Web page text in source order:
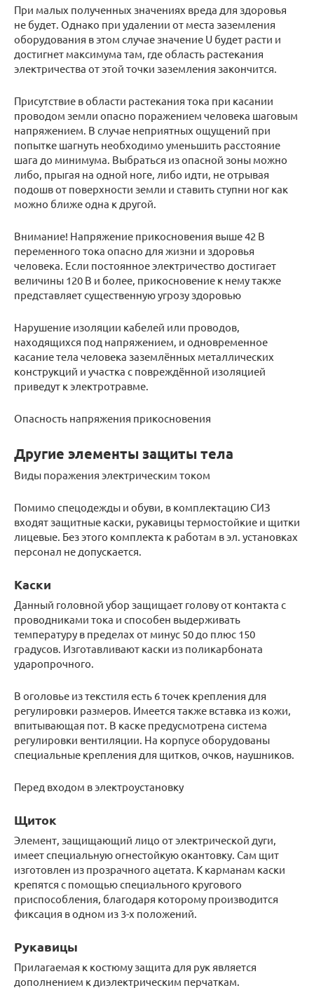
При малых полученных значениях вреда для здоровья
не будет. Однако при удалении от места заземления
оборудования в этом случае значение U будет расти и
достигнет максимума там, где область растекания
электричества от этой точки заземления закончится.
Присутствие в области растекания тока при касании
проводом земли опасно поражением человека шаговым
напряжением. В случае неприятных ощущений при
попытке шагнуть необходимо уменьшить расстояние
шага до минимума. Выбраться из опасной зоны можно
либо, прыгая на одной ноге, либо идти, не отрывая
подошв от поверхности земли и ставить ступни ног как
можно ближе одна к другой.
Внимание! Напряжение прикосновения выше 42 В
переменного тока опасно для жизни и здоровья
человека. Если постоянное электричество достигает
величины 120 В и более, прикосновение к нему также
представляет существенную угрозу здоровью
Нарушение изоляции кабелей или проводов,
находящихся под напряжением, и одновременное
касание тела человека заземлённых металлических
конструкций и участка с повреждённой изоляцией
приведут к электротравме.
Опасность напряжения прикосновения
Другие элементы защиты тела
Виды поражения электрическим током
Помимо спецодежды и обуви, в комплектацию СИЗ
входят защитные каски, рукавицы термостойкие и щитки
лицевые. Без этого комплекта к работам в эл. установках
персонал не допускается.
Каски
Данный головной убор защищает голову от контакта с
проводниками тока и способен выдерживать
температуру в пределах от минус 50 до плюс 150
градусов. Изготавливают каски из поликарбоната
ударопрочного.
В оголовье из текстиля есть 6 точек крепления для
регулировки размеров. Имеется также вставка из кожи,
впитывающая пот. В каске предусмотрена система
регулировки вентиляции. На корпусе оборудованы
специальные крепления для щитков, очков, наушников.
Перед входом в электроустановку
Щиток
Элемент, защищающий лицо от электрической дуги,
имеет специальную огнестойкую окантовку. Сам щит
изготовлен из прозрачного ацетата. К карманам каски
крепятся с помощью специального кругового
приспособления, благодаря которому производится
фиксация в одном из 3-х положений.
Рукавицы
Прилагаемая к костюму защита для рук является
дополнением к диэлектрическим перчаткам.